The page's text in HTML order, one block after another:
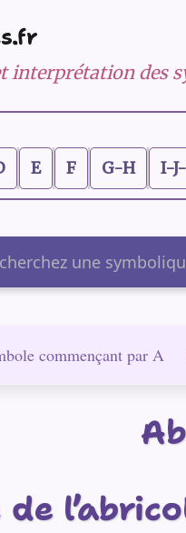
interprétation des
E F G-H I-
commençant par A
de